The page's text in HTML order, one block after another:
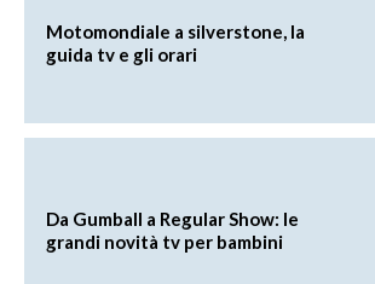
Motomondiale a silverstone, la
guida tv e gli orari
Da Gumball a Regular Show: le
grandi novità tv per bambini